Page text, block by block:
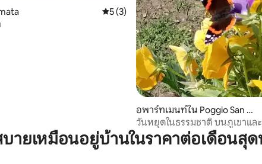
รีวิว คะแนนเฉลี่ย 5 จาก 5, 3 รีวิว
5 (3)
อพาร์ทเมนท์ใน Poggio San Gio
vanni
วันหยุดในธรรมชาติ บนภูเขาแล
"อี คาร์ดิ"
ายเหมือนอยู่บ้านในราคาต่อเดือนสุ